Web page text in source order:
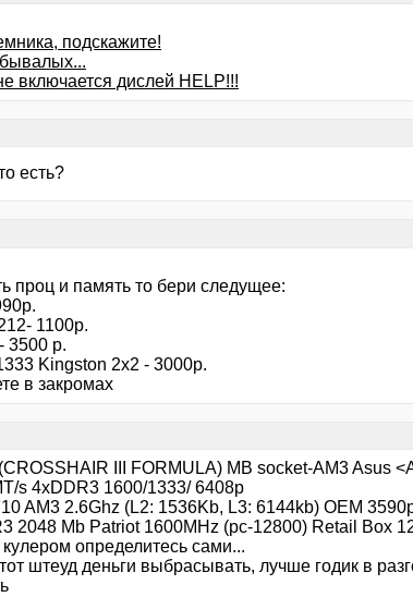
подскажите!
включается дислей HELP!!!
есть?
проц и память то бери следущее:
1100р.
3500 р.
Kingston 2x2 - 3000р.
в закромах
III FORMULA) MB socket-AM3 Asus
s 4xDDR3 1600/1333/ 6408p
AM3 2.6Ghz (L2: 1536Kb, L3: 6144kb) OEM
2048 Mb Patriot 1600MHz (pc-12800) Retail Box
определитесь сами...
штеуд деньги выбрасывать, лучше годик в